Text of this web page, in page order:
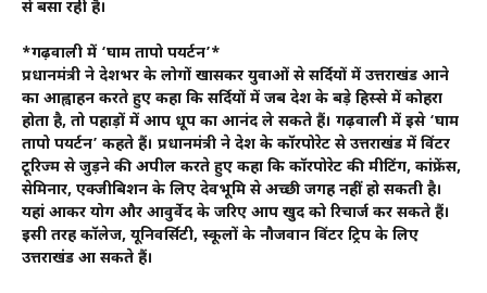
से बसा रही है।
*गढ़वाली में ‘घाम तापो पयर्टन’*
प्रधानमंत्री ने देशभर के लोगों खासकर युवाओं से सर्दियों में उत्तराखंड आने
का आह्वाहन करते हुए कहा कि सर्दियों में जब देश के बड़े हिस्से में कोहरा
होता है, तो पहाड़ों में आप धूप का आनंद ले सकते हैं। गढ़वाली में इसे ‘घाम
तापो पयर्टन’ कहते हैं। प्रधानमंत्री ने देश के कॉरपोरेट से उत्तराखंड में विंटर
टूरिज्म से जुड़ने की अपील करते हुए कहा कि कॉरपोरेट की मीटिंग, कांफ्रेंस,
सेमिनार, एक्जीबिशन के लिए देवभूमि से अच्छी जगह नहीं हो सकती है।
यहां आकर योग और आवुर्वेद के जरिए आप खुद को रिचार्ज कर सकते हैं।
इसी तरह कॉलेज, यूनिवर्सिटी, स्कूलों के नौजवान विंटर ट्रिप के लिए
उत्तराखंड आ सकते हैं।